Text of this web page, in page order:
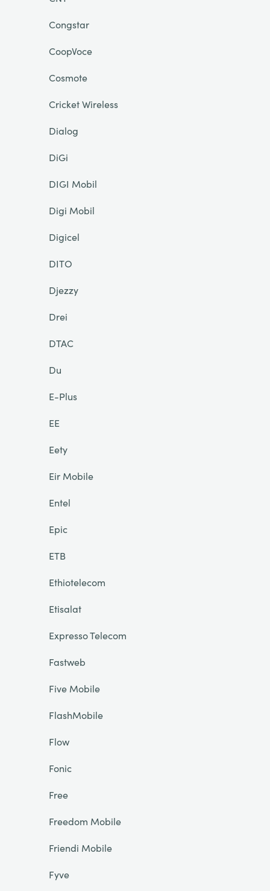
Congstar
CoopVoce
Cosmote
Cricket Wireless
Dialog
DiGi
DIGI Mobil
Digi Mobil
Digicel
DITO
Djezzy
Drei
DTAC
Du
E-Plus
EE
Eety
Eir Mobile
Entel
Epic
ETB
Ethiotelecom
Etisalat
Expresso Telecom
Fastweb
Five Mobile
FlashMobile
Flow
Fonic
Free
Freedom Mobile
Friendi Mobile
Fyve